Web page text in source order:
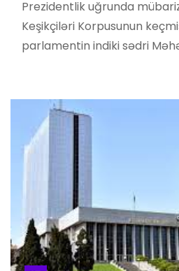
Prezidentlik uğrunda
Keşikçiləri Korpusunun
parlamentin indiki sədri